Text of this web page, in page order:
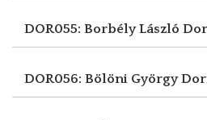
DOR055: Borbély László
DOR056: Bölöni György